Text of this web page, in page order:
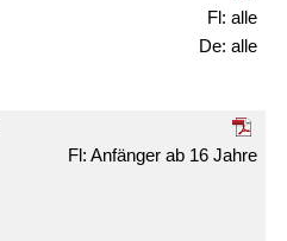
alle
alle
Anfänger ab 16 Jahre